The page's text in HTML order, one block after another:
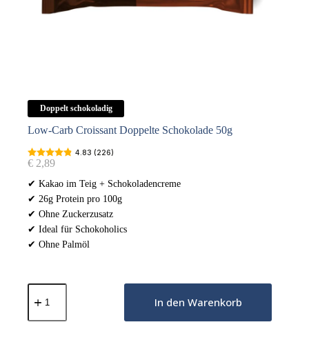
Doppelt schokoladig
Low-Carb Croissant Doppelte Schokolade 50g
4.83 (226)
€ 2,89
✔ Kakao im Teig + Schokoladencreme
✔ 26g Protein pro 100g
✔ Ohne Zuckerzusatz
✔ Ideal für Schokoholics
✔ Ohne Palmöl
Low-
Carb
Doppelte
In den Warenkorb